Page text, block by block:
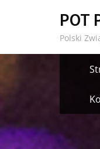
POT
Polski